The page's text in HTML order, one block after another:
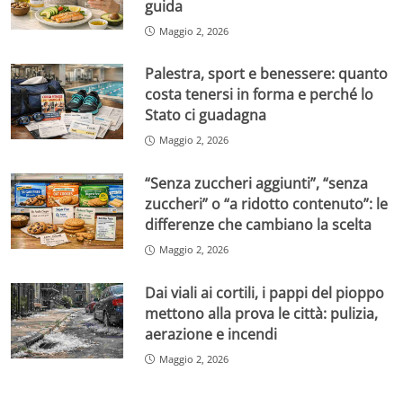
guida
Maggio 2, 2026
Palestra, sport e benessere: quanto
costa tenersi in forma e perché lo
Stato ci guadagna
Maggio 2, 2026
“Senza zuccheri aggiunti”, “senza
zuccheri” o “a ridotto contenuto”: le
differenze che cambiano la scelta
Maggio 2, 2026
Dai viali ai cortili, i pappi del pioppo
mettono alla prova le città: pulizia,
aerazione e incendi
Maggio 2, 2026